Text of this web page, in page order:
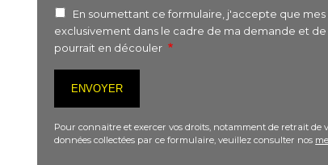
En soumettant ce formulaire, j'accepte que
exclusivement dans le cadre de ma demande et
pourrait en découler
Pour connaitre et exercer vos droits, notamment de retrait de
données collectées par ce formulaire, veuillez consulter nos